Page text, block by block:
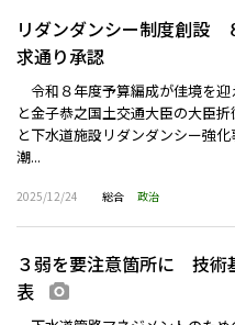
リダンダンシー制度創設
求通り承認
令和８年度予算編成が佳境を
と金子恭之国土交通大臣の大臣
と下水道施設リダンダンシー強
潮...
2025/12/24 総合 政治
３弱を要注意箇所に 技術
表